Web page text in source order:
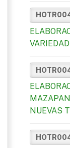
NUEVAS